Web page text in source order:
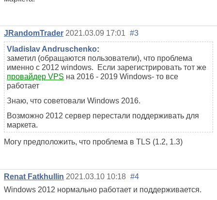
JRandomTrader 2021.03.09 17:01 #3
Vladislav Andruschenko:
заметил (обращаются пользователи), что проблема
именно с 2012 windows. Если зарегистрировать тот же
провайдер VPS на 2016 - 2019 Windows- то все
работает
Знаю, что советовали Windows 2016.
Возможно 2012 сервер перестали поддерживать для
маркета.
Могу предположить, что проблема в TLS (1.2, 1.3)
Renat Fatkhullin 2021.03.10 10:18 #4
Windows 2012 нормально работает и поддерживается.